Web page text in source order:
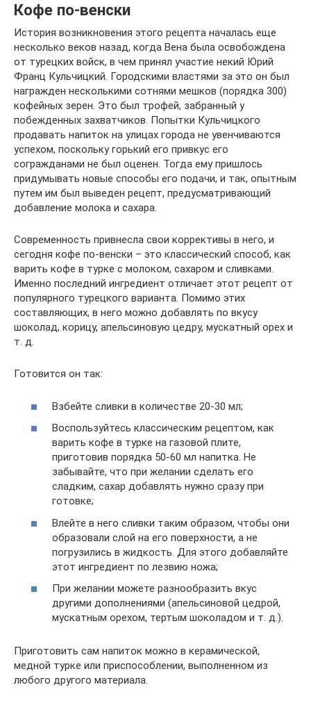
Кофе по-венски
История возникновения этого рецепта началась еще
несколько веков назад, когда Вена была освобождена
от турецких войск, в чем принял участие некий Юрий
Франц Кульчицкий. Городскими властями за это он был
награжден несколькими сотнями мешков (порядка 300)
кофейных зерен. Это был трофей, забранный у
побежденных захватчиков. Попытки Кульчицкого
продавать напиток на улицах города не увенчиваются
успехом, поскольку горький его привкус его
согражданами не был оценен. Тогда ему пришлось
придумывать новые способы его подачи, и так, опытным
путем им был выведен рецепт, предусматривающий
добавление молока и сахара.
Современность привнесла свои коррективы в него, и
сегодня кофе по-венски – это классический способ, как
варить кофе в турке с молоком, сахаром и сливками.
Именно последний ингредиент отличает этот рецепт от
популярного турецкого варианта. Помимо этих
составляющих, в него можно добавлять по вкусу
шоколад, корицу, апельсиновую цедру, мускатный орех и
т. д.
Готовится он так:
Взбейте сливки в количестве 20-30 мл;
Воспользуйтесь классическим рецептом, как
варить кофе в турке на газовой плите,
приготовив порядка 50-60 мл напитка. Не
забывайте, что при желании сделать его
сладким, сахар добавлять нужно сразу при
готовке;
Влейте в него сливки таким образом, чтобы они
образовали слой на его поверхности, а не
погрузились в жидкость. Для этого добавляйте
этот ингредиент по лезвию ножа;
При желании можете разнообразить вкус
другими дополнениями (апельсиновой цедрой,
мускатным орехом, тертым шоколадом и т. д.).
Приготовить сам напиток можно в керамической,
медной турке или приспособлении, выполненном из
любого другого материала.